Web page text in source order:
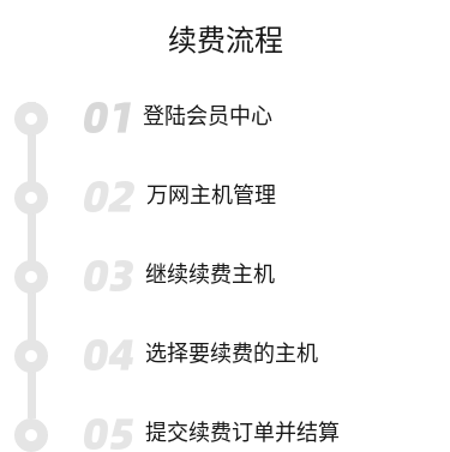
续费流程
登陆会员中心
万网主机管理
继续续费主机
选择要续费的主机
提交续费订单并结算